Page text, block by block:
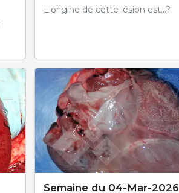
L'origine de cette lésion est...?
Semaine du 04-Mar-2026